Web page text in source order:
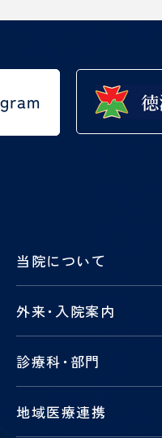
当院について
外来・ 入院案内
診療科・ 部門
地域医療連携